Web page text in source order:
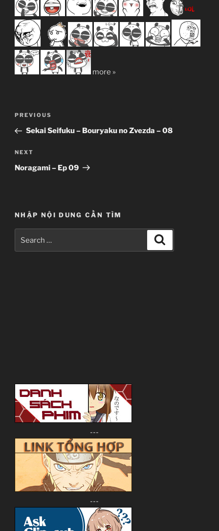
more »
Previous
Post
PREVIOUS
Sekai Seifuku – Bouryaku no Zvezda – 08
Next
Post
NEXT
Noragami – Ep 09
NHẬP NỘI DUNG CẦN TÌM
for:
---
---